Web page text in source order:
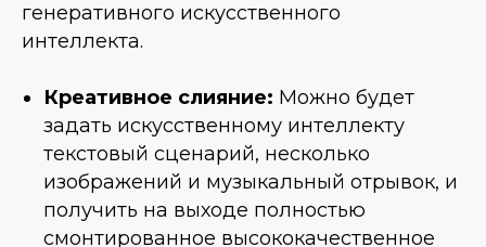
генеративного искусственного
интеллекта.
Креативное слияние: Можно будет
задать искусственному интеллекту
текстовый сценарий, несколько
изображений и музыкальный отрывок, и
получить на выходе полностью
смонтированное высококачественное